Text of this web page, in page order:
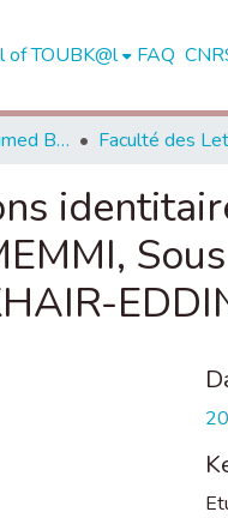
of TOUBK@l FAQ
Université Sidi Mohamed Ben Abdellah de Fès